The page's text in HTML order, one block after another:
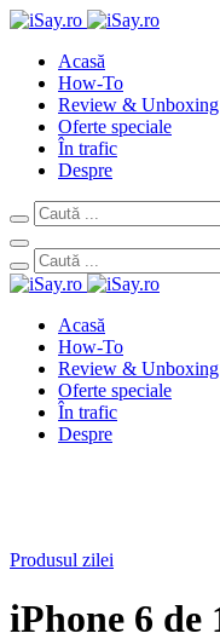
Acasă
How-To
Review & Unboxing
Oferte speciale
În trafic
Despre
Acasă
How-To
Review & Unboxing
Oferte speciale
În trafic
Despre
Produsul zilei
iPhone 6 de